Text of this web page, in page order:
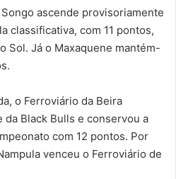
ascende provisoriamente
classificativa, com 11 pontos,
Sol. Já o Maxaquene mantém-
o Ferroviário da Beira
Black Bulls e conservou a
com 12 pontos. Por
venceu o Ferroviário de